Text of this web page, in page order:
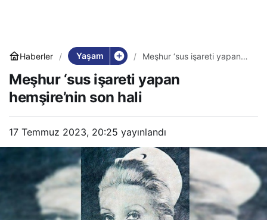
Haberler Yaşam
Meşhur ‘sus işareti yapan
Meşhur ‘sus işareti yapan
hemşire’nin son hali
17 Temmuz 2023, 20:25 yayınlandı